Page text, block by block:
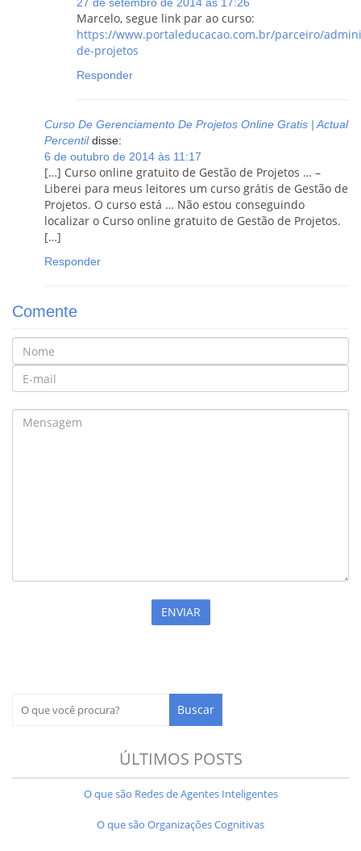
Marcelo, segue link par ao curso:
https://www.portaleducacao.com.br/parceiro/
de-projetos
Responder
Curso De Gerenciamento De Projetos Online Gratis | Actual
Percentil disse:
6 de outubro de 2014 às 11:17
[…] Curso online gratuito de Gestão de Projetos … –
Liberei para meus leitores um curso grátis de Gestão de
Projetos. O curso está … Não estou conseguindo
localizar o Curso online gratuito de Gestão de Projetos.
[…]
Responder
Comente
ÚLTIMOS POSTS
O que são Redes de Agentes Inteligentes
O que são Organizações Cognitivas